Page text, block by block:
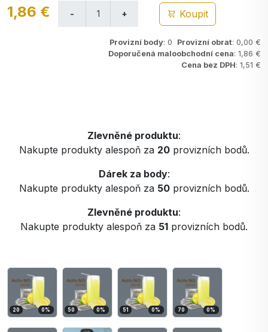
1,86 € Koupit
Provizní body: 0 Provizní obrat: 0,00 €
Doporučená maloobchodní cena: 1,86 €
Cena bez DPH: 1,51 €
Zlevněné produktu:
Nakupte produkty alespoň za 20provizních bodů.
Dárek za body:
Nakupte produkty alespoň za 50provizních bodů.
Zlevněné produktu:
Nakupte produkty alespoň za 51 provizních bodů.
20 0% 50 0% 51 0% 70 0%